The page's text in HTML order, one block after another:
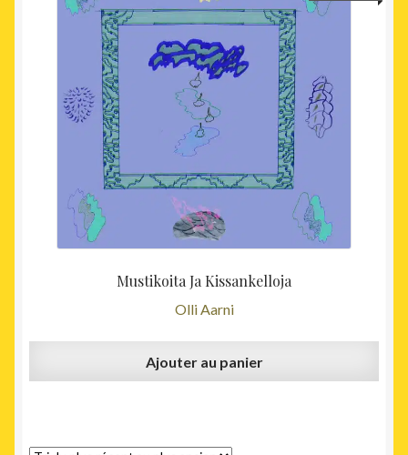
Mustikoita Ja Kissankelloja
Olli Aarni
Ajouter au panier